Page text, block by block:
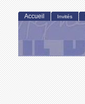
Accueil Invités